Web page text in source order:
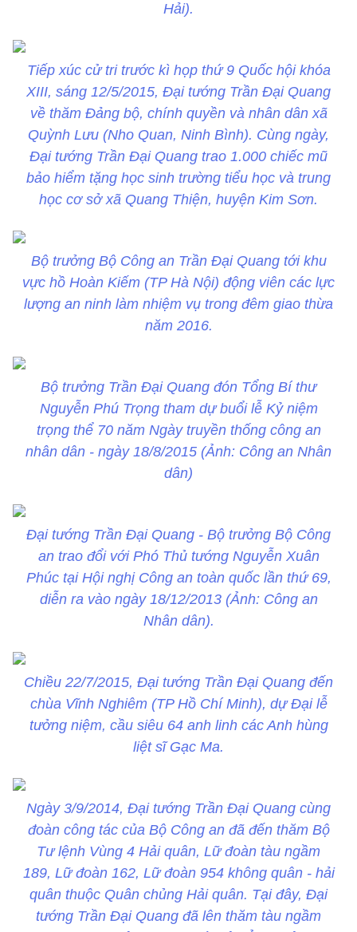
Hải).
Tiếp xúc cử tri trước kì họp thứ 9 Quốc hội khóa
XIII, sáng 12/5/2015, Đại tướng Trần Đại Quang
về thăm Đảng bộ, chính quyền và nhân dân xã
Quỳnh Lưu (Nho Quan, Ninh Bình). Cùng ngày,
Đại tướng Trần Đại Quang trao 1.000 chiếc mũ
bảo hiểm tặng học sinh trường tiểu học và trung
học cơ sở xã Quang Thiện, huyện Kim Sơn.
Bộ trưởng Bộ Công an Trần Đại Quang tới khu
vực hồ Hoàn Kiếm (TP Hà Nội) động viên các lực
lượng an ninh làm nhiệm vụ trong đêm giao thừa
năm 2016.
Bộ trưởng Trần Đại Quang đón Tổng Bí thư
Nguyễn Phú Trọng tham dự buổi lễ Kỷ niệm
trọng thể 70 năm Ngày truyền thống công an
nhân dân - ngày 18/8/2015 (Ảnh: Công an Nhân
dân)
Đại tướng Trần Đại Quang - Bộ trưởng Bộ Công
an trao đổi với Phó Thủ tướng Nguyễn Xuân
Phúc tại Hội nghị Công an toàn quốc lần thứ 69,
diễn ra vào ngày 18/12/2013 (Ảnh: Công an
Nhân dân).
Chiều 22/7/2015, Đại tướng Trần Đại Quang đến
chùa Vĩnh Nghiêm (TP Hồ Chí Minh), dự Đại lễ
tưởng niệm, cầu siêu 64 anh linh các Anh hùng
liệt sĩ Gạc Ma.
Ngày 3/9/2014, Đại tướng Trần Đại Quang cùng
đoàn công tác của Bộ Công an đã đến thăm Bộ
Tư lệnh Vùng 4 Hải quân, Lữ đoàn tàu ngầm
189, Lữ đoàn 162, Lữ đoàn 954 không quân - hải
quân thuộc Quân chủng Hải quân. Tại đây, Đại
tướng Trần Đại Quang đã lên thăm tàu ngầm